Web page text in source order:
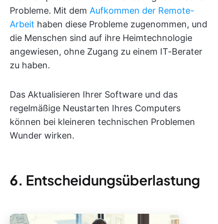
Probleme. Mit dem Aufkommen der Remote-
Arbeit haben diese Probleme zugenommen, und
die Menschen sind auf ihre Heimtechnologie
angewiesen, ohne Zugang zu einem IT-Berater
zu haben.
Das Aktualisieren Ihrer Software und das
regelmäßige Neustarten Ihres Computers
können bei kleineren technischen Problemen
Wunder wirken.
6. Entscheidungsüberlastung